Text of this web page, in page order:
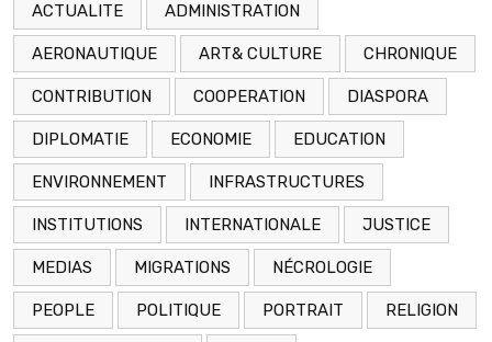
ACTUALITE ADMINISTRATION
AERONAUTIQUE ART& CULTURE CHRONIQUE
CONTRIBUTION COOPERATION DIASPORA
DIPLOMATIE ECONOMIE EDUCATION
ENVIRONNEMENT INFRASTRUCTURES
INSTITUTIONS INTERNATIONALE JUSTICE
MEDIAS MIGRATIONS NÉCROLOGIE
PEOPLE POLITIQUE PORTRAIT RELIGION